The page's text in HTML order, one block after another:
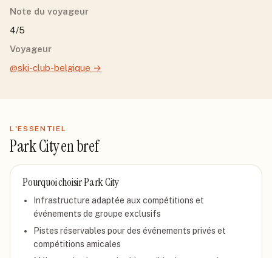
Note du voyageur
4/5
Voyageur
@ski-club-belgique →
L'ESSENTIEL
Park Cityen bref
Pourquoi choisirPark City
Infrastructure adaptée aux compétitions et
événements de groupe exclusifs
Pistes réservables pour des événements privés et
compétitions amicales